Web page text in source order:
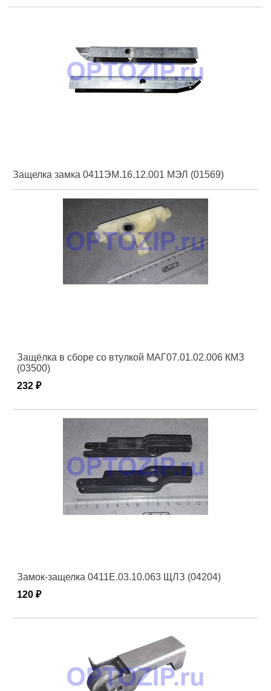
Защелка замка 0411ЭМ.16.12.001 МЭЛ (01569)
Защёлка в сборе со втулкой МАГ07.01.02.006 КМЗ
(03500)
232 ₽
Замок-защелка 0411Е.03.10.063 ЩЛЗ (04204)
120 ₽